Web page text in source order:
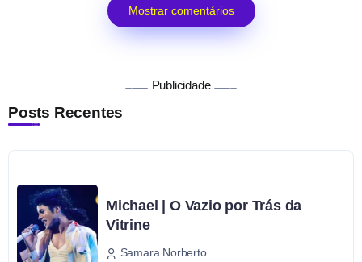
Mostrar comentários
Publicidade
Posts Recentes
Michael | O Vazio por Trás da
Vitrine
Samara Norberto